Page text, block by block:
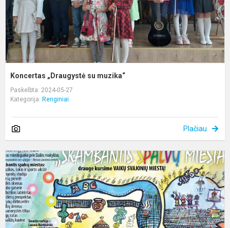
Koncertas „Draugystė su muzika“
Paskelbta: 2024-05-27
Kategorija: Renginiai
Plačiau